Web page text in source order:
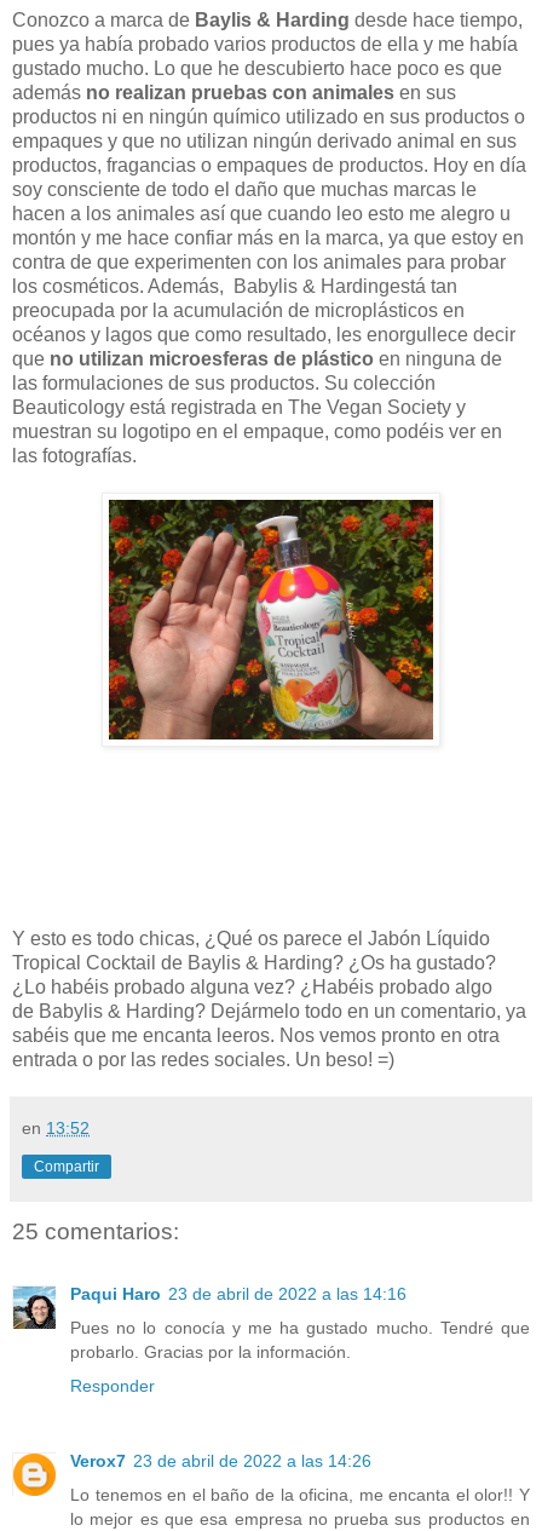
Conozco a marca de Baylis & Harding desde hace tiempo,
pues ya había probado varios productos de ella y me había
gustado mucho. Lo que he descubierto hace poco es que
además no realizan pruebas con animales en sus
productos ni en ningún químico utilizado en sus productos o
empaques y que no utilizan ningún derivado animal en sus
productos, fragancias o empaques de productos. Hoy en día
soy consciente de todo el daño que muchas marcas le
hacen a los animales así que cuando leo esto me alegro u
montón y me hace confiar más en la marca, ya que estoy en
contra de que experimenten con los animales para probar
los cosméticos. Además,
Babylis & Hardingestá tan
preocupada por la acumulación de microplásticos en
océanos y lagos que como resultado, les enorgullece decir
que no utilizan microesferas de plástico en ninguna de
las formulaciones de sus productos. Su colección
Beauticology está registrada en The Vegan Society y
muestran su logotipo en el empaque, como podéis ver en
las fotografías.
Y esto es todo chicas, ¿Qué os parece el Jabón Líquido
Tropical Cocktail de Baylis & Harding? ¿Os ha gustado?
¿Lo habéis probado alguna vez? ¿Habéis probado algo
de Babylis & Harding? Dejármelo todo en un comentario, ya
sabéis que me encanta leeros. Nos vemos pronto en otra
entrada o por las redes sociales. Un beso! =)
en 13:52
Compartir
25 comentarios:
Paqui Haro 23 de abril de 2022 a las 14:16
Pues no lo conocía y me ha gustado mucho. Tendré que
probarlo. Gracias por la información.
Responder
Verox7 23 de abril de 2022 a las 14:26
Lo tenemos en el baño de la oficina, me encanta el olor!! Y
lo mejor es que esa empresa no prueba sus productos en